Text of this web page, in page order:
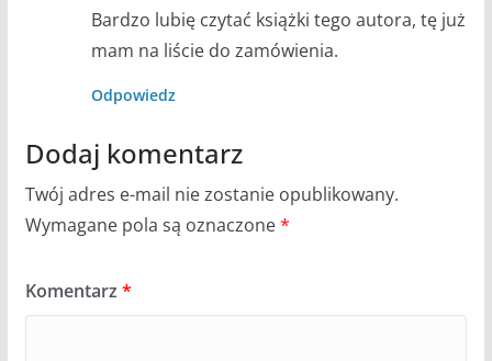
Bardzo lubię czytać książki tego autora, tę już
mam na liście do zamówienia.
Odpowiedz
Dodaj komentarz
Twój adres e-mail nie zostanie opublikowany.
Wymagane pola są oznaczone*
Komentarz *